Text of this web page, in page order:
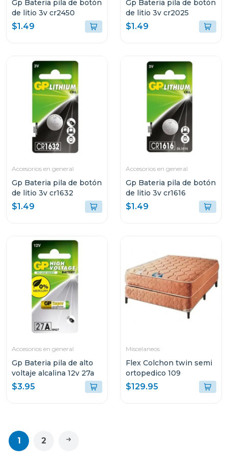
Gp Bateria pila de botón
de litio 3v cr2450
$1.49
Gp Bateria pila de botón
de litio 3v cr2025
$1.49
Accesorios en general
Gp Bateria pila de botón
de litio 3v cr1632
$1.49
Accesorios en general
Gp Bateria pila de botón
de litio 3v cr1616
$1.49
Accesorios en general
Gp Bateria pila de alto
voltaje alcalina 12v 27a
$3.95
Miscelaneos
Flex Colchon twin semi
ortopedico 109
$129.95
1 2